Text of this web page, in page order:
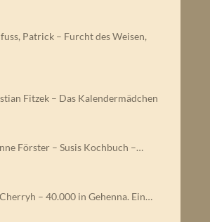
Patrick – Furcht des Weisen,
Fitzek – Das Kalendermädchen
Förster – Susis Kochbuch –…
– 40.000 in Gehenna. Ein…